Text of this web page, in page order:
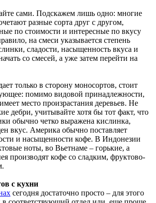
сами. Подскажем лишь одно: многие
разные сорта друг с другом,
по стоимости и интересные по вкусу
на смеси указывается степень
сладости, насыщенность вкуса и
со смесей, а уже затем перейти на
только в сторону моносортов, стоит
помимо видовой принадлежности,
место произрастания деревьев. Не
дебри, учитывайте хотя бы тот факт, что
обычно четко выражена кислинка,
вкус. Америка обычно поставляет
и насыщенности кофе. В Индонезии
ноты, во Вьетнаме – горькие, а
производят кофе со сладким, фруктово-
с кухни
сегодня достаточно просто – для этого